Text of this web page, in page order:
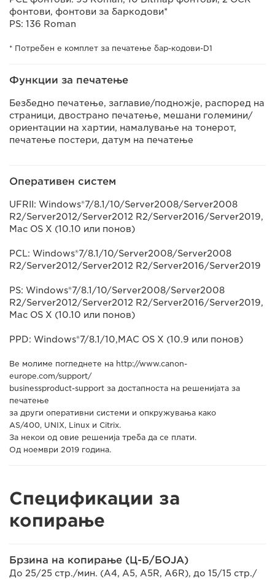
фонтови, фонтови за баркодови*
PS: 136 Roman
* Потребен е комплет за печатење бар-кодови-D1
Функции за печатење
Безбедно печатење, заглавие/подножје, распоред на
страници, двострано печатење, мешани големини/
ориентации на хартии, намалување на тонерот,
печатење постери, датум на печатење
Оперативен систем
UFRII: Windows®7/8.1/10/Server2008/Server2008
R2/Server2012/Server2012 R2/Server2016/Server2019,
Mac OS X (10.10 или понов)
PCL: Windows®7/8.1/10/Server2008/Server2008
R2/Server2012/Server2012 R2/Server2016/Server2019
PS: Windows®7/8.1/10/Server2008/Server2008
R2/Server2012/Server2012 R2/Server2016/Server2019,
Mac OS X (10.10 или понов)
PPD: Windows®7/8.1/10,MAC OS X (10.9 или понов)
Ве молиме погледнете на http://www.canon-
europe.com/support/
businessproduct-support за достапноста на решенијата за
печатење
за други оперативни системи и опкружувања како
AS/400, UNIX, Linux и Citrix.
За некои од овие решенија треба да се плати.
Од ноември 2019 година.
Спецификации за
копирање
Брзина на копирање (Ц-Б/БОЈА)
До 25/25 стр./мин. (A4, A5, A5R, A6R), до 15/15 стр./